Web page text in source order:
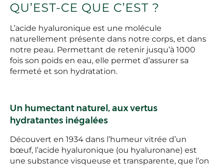
QU’EST-CE QUE C’EST ?
L’acide hyaluronique est une molécule
naturellement présente dans notre corps, et dans
notre peau. Permettant de retenir jusqu’à 1000
fois son poids en eau, elle permet d’assurer sa
fermeté et son hydratation.
Un humectant naturel, aux vertus
hydratantes inégalées
Découvert en 1934 dans l’humeur vitrée d’un
bœuf, l’acide hyaluronique (ou hyaluronane) est
une substance visqueuse et transparente, que l’on